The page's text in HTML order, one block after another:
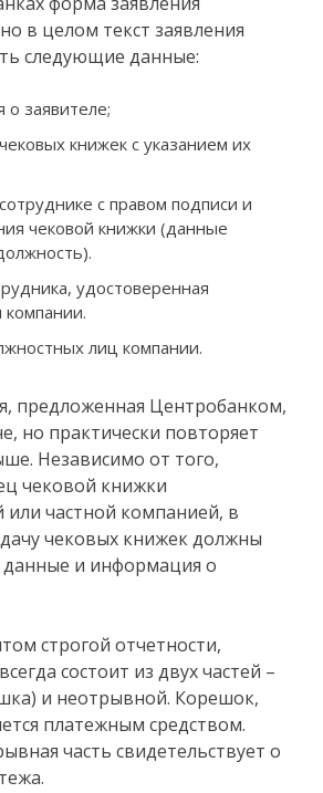
в целом текст заявления
следующие данные:
заявителе;
книжек с указанием их
с правом подписи и
чековой книжки (данные
удостоверенная
лиц компании.
предложенная Центробанком,
но практически повторяет
Независимо от того,
чековой книжки
или частной компанией, в
чековых книжек должны
данные и информация о
строгой отчетности,
состоит из двух частей –
и неотрывной. Корешок,
платежным средством.
часть свидетельствует о